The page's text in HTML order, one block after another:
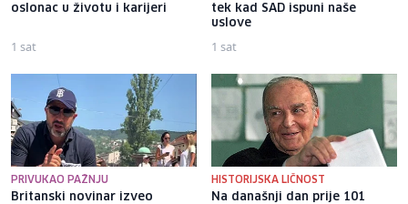
oslonac u životu i karijeri
1 sat
tek kad SAD ispuni naše
uslove
1 sat
PRIVUKAO PAŽNJU
Britanski novinar izveo
HISTORIJSKA LIČNOST
Na današnji dan prije 101